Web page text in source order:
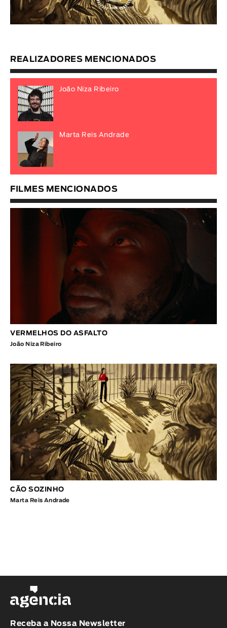
REALIZADORES MENCIONADOS
João Niza Ribeiro
Marta Reis Andrade
FILMES MENCIONADOS
VERMELHOS DO ASFALTO
João Niza Ribeiro
CÃO SOZINHO
Marta Reis Andrade
Receba a Nossa Newsletter